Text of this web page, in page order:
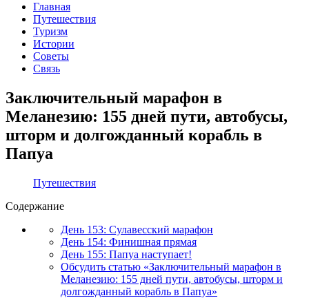
Главная
Путешествия
Туризм
Истории
Советы
Связь
Заключительный марафон в
Меланезию: 155 дней пути, автобусы,
шторм и долгожданный корабль в
Папуа
Путешествия
Содержание
День 153: Сулавесский марафон
День 154: Финишная прямая
День 155: Папуа наступает!
Обсудить статью «Заключительный марафон в
Меланезию: 155 дней пути, автобусы, шторм и
долгожданный корабль в Папуа»